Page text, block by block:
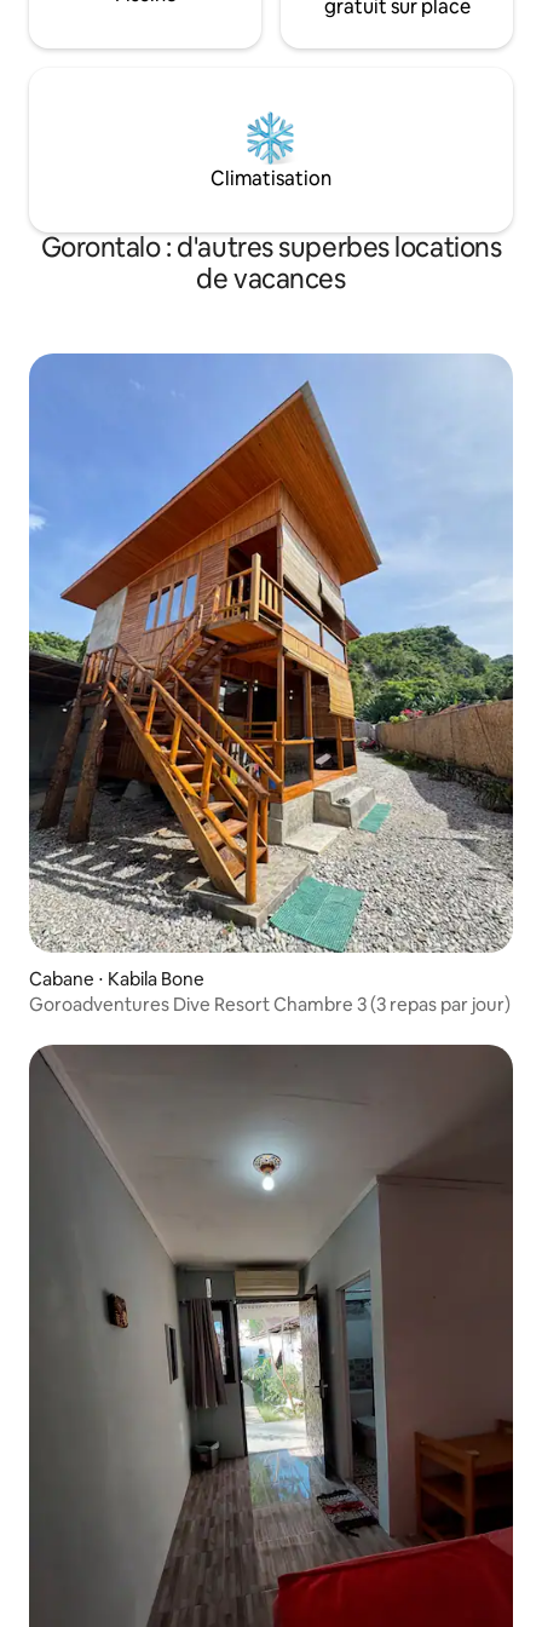
gratuit sur place
Climatisation
Gorontalo : d'autres superbes locations
de vacances
Cabane ⋅ Kabila Bone
Goroadventures Dive Resort Chambre 3 (3 repas par jour)